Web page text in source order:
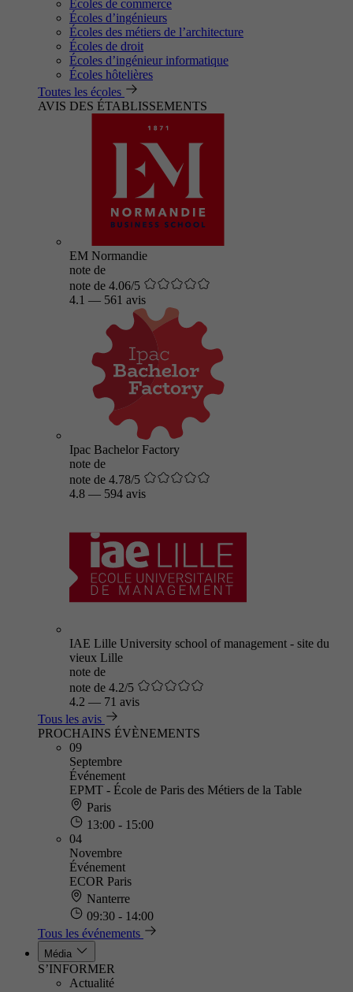
Écoles de commerce
Écoles d’ingénieurs
Écoles des métiers de l’architecture
Écoles de droit
Écoles d’ingénieur informatique
Écoles hôtelières
Toutes les écoles
AVIS DES ÉTABLISSEMENTS
EM Normandie
note de
note de 4.06/5
4.1 — 561 avis
Ipac Bachelor Factory
note de
note de 4.78/5
4.8 — 594 avis
IAE Lille University school of management - site du
vieux Lille
note de
note de 4.2/5
4.2 — 71 avis
Tous les avis
PROCHAINS ÉVÈNEMENTS
09
Septembre
Événement
EPMT - École de Paris des Métiers de la Table
Paris
13:00 - 15:00
04
Novembre
Événement
ECOR Paris
Nanterre
09:30 - 14:00
Tous les événements
Média
S’INFORMER
Actualité